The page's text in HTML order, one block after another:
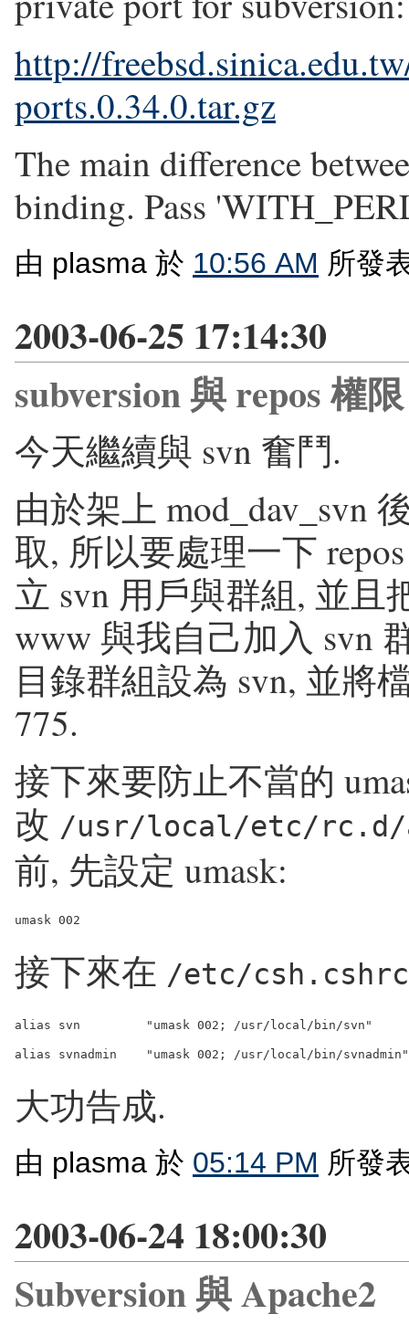
http://
ports.0.34.0.tar.gz
The main difference
binding. Pass
由 plasma 於 10:56 AM 所發
2003-06-25 17:14:30
subversion 與 repos 權限
今天繼續與 svn 奮鬥.
由於架上 mod_dav_svn
取, 所以要處理一下
立 svn 用戶與群組, 並且
www 與我自己加入 svn
目錄群組設為 svn, 並將
775.
接下來要防止不當的
改 /usr/local/etc/rc.d/
前, 先設定 umask:
umask 002
接下來在 /etc/csh.cshrc
alias svn         "umask 002; /usr/local/bin/svn"
大功告成.
由 plasma 於 05:14 PM 所發
2003-06-24 18:00:30
Subversion 與 Apache2